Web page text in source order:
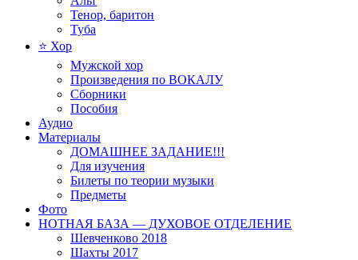
Тенор, баритон
Туба
⭐ Хор
Мужской хор
Произведения по ВОКАЛУ
Сборники
Пособия
Аудио
Материалы
ДОМАШНЕЕ ЗАДАНИЕ!!!
Для изучения
Билеты по теории музыки
Предметы
Фото
НОТНАЯ БАЗА — ДУХОВОЕ ОТДЕЛЕНИЕ
Шевченково 2018
Шахты 2017